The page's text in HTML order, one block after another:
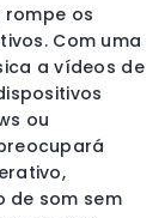
rompe os
Com uma
a vídeos de
ou
de som sem